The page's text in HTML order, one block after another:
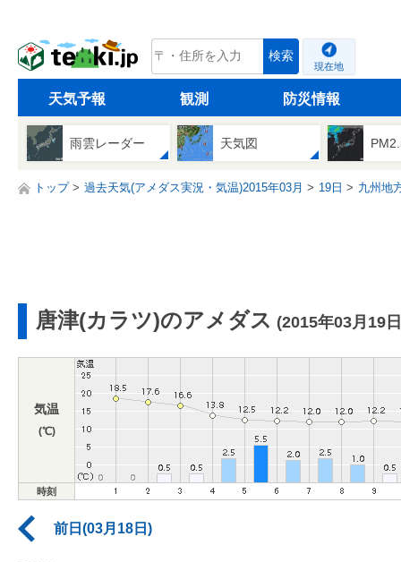
tenki.jp 検索
現在地
天気予報 観測 防災情報
雨雲レーダー 天気図
トップ 過去天気(アメダス実況・気温)2015年03月 19日 九州地
唐津(カラツ)のアメダス (2015年03月19
気温
(℃)
時刻
前日(03月18日)